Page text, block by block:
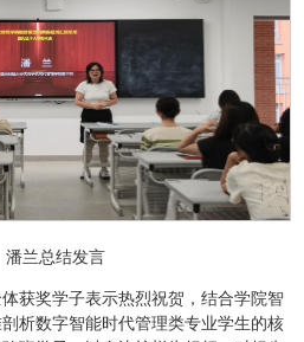
潘兰总结发言
获奖学子表示热烈祝贺，结合学院智
析数字智能时代管理类专业学生的核